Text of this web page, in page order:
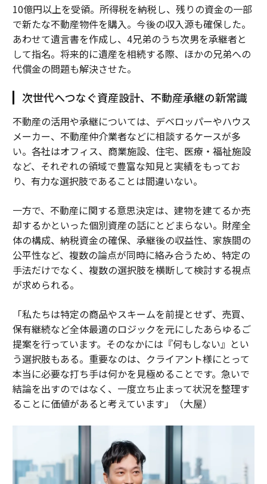
10億円以上を受領。所得税を納税し、残りの資金の一部
で新たな不動産物件を購入。今後の収入源も確保した。
あわせて遺言書を作成し、4兄弟のうち次男を承継者と
して指名。将来的に遺産を相続する際、ほかの兄弟への
代償金の問題も解決させた。
次世代へつなぐ資産設計、不動産承継の新常識
不動産の活用や承継については、デベロッパーやハウス
メーカー、不動産仲介業者などに相談するケースが多
い。各社はオフィス、商業施設、住宅、医療・福祉施設
など、それぞれの領域で豊富な知見と実績をもってお
り、有力な選択肢であることは間違いない。
一方で、不動産に関する意思決定は、建物を建てるか売
却するかといった個別資産の話にとどまらない。財産全
体の構成、納税資金の確保、承継後の収益性、家族間の
公平性など、複数の論点が同時に絡み合うため、特定の
手法だけでなく、複数の選択肢を横断して検討する視点
が求められる。
「私たちは特定の商品やスキームを前提とせず、売買、
保有継続など全体最適のロジックを元にしたあらゆるご
提案を行っています。そのなかには『何もしない』とい
う選択肢もある。重要なのは、クライアント様にとって
本当に必要な打ち手は何かを見極めることです。急いで
結論を出すのではなく、一度立ち止まって状況を整理す
ることに価値があると考えています」（大屋）